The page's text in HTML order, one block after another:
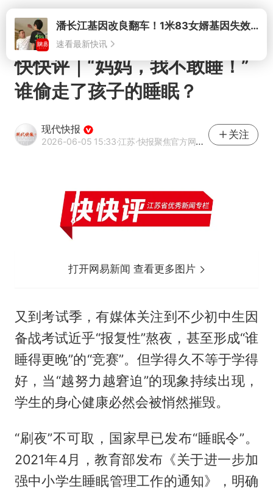
打开 潘长江基因改良翻车！1米83女婿基因失效，12岁外孙身高只到姥爷下巴
速看最新快讯
快快评｜“妈妈，我不敢睡！”
谁偷走了孩子的睡眠？
现代快报
2026-06-05 15:33·江苏·快报聚焦官方网易号
关注
打开网易新闻 查看更多图片
又到考试季，有媒体关注到不少初中生因
备战考试近乎“报复性”熬夜，甚至形成“谁
睡得更晚”的“竞赛”。但学得久不等于学得
好，当“越努力越窘迫”的现象持续出现，
学生的身心健康必然会被悄然摧毁。
“刷夜”不可取，国家早已发布“睡眠令”。
2021年4月，教育部发布《关于进一步加
强中小学生睡眠管理工作的通知》，明确